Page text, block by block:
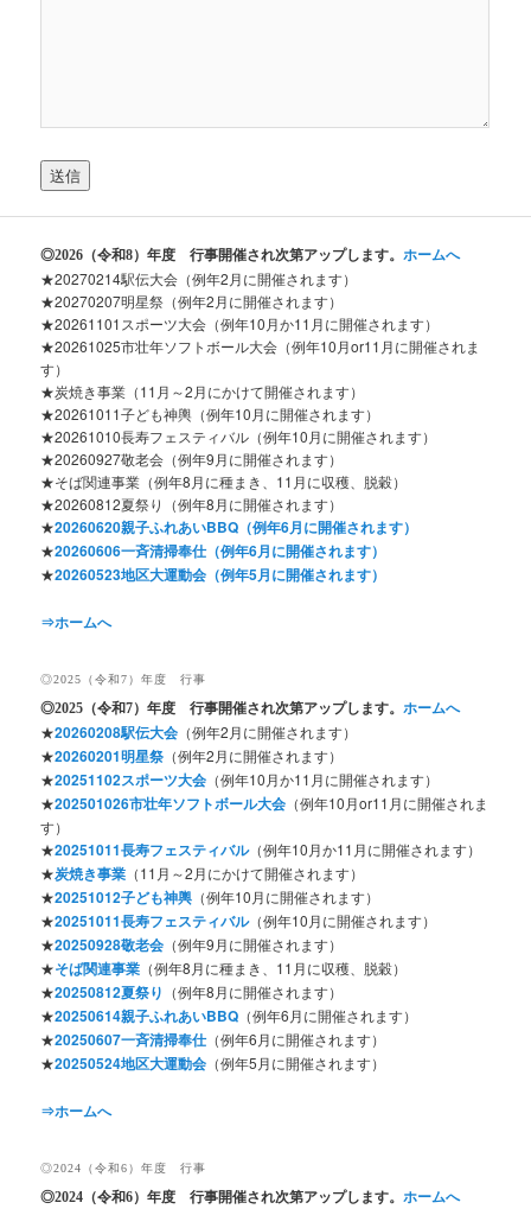
◎2026 （令和8）年度 行事開催され次第アップします。ホームへ
★20270214駅伝大会（例年2月に開催されます）
★20270207明星祭（例年2月に開催されます）
★20261101スポーツ大会（例年10月か11月に開催されます）
★20261025市壮年ソフトボール大会（例年10月or11月に開催されま
す）
★炭焼き事業（11月～2月にかけて開催されます）
★20261011子ども神輿（例年10月に開催されます）
★20261010長寿フェスティバル（例年10月に開催されます）
★20260927敬老会（例年9月に開催されます）
★そば関連事業（例年8月に種まき、11月に収穫、脱穀）
★20260812夏祭り（例年8月に開催されます）
★20260620親子ふれあいBBQ（例年6月に開催されます）
★20260606一斉清掃奉仕（例年6月に開催されます）
★20260523地区大運動会（例年5月に開催されます）
⇒ホームへ
◎2025（令和7）年度 行事
◎2025 （令和7）年度 行事開催され次第アップします。ホームへ
★20260208駅伝大会 （例年2月に開催されます）
★20260201明星祭 （例年2月に開催されます）
★20251102スポーツ大会 （例年10月か11月に開催されます）
★202501026市壮年ソフトボール大会 （例年10月or11月に開催されま
す）
★20251011長寿フェスティバル（例年10月か11月に開催されます）
★炭焼き事業 （11月～2月にかけて開催されます）
★20251012子ども神輿 （例年10月に開催されます）
★20251011長寿フェスティバル（例年10月に開催されます）
★20250928敬老会 （例年9月に開催されます）
★そば関連事業 （例年8月に種まき、11月に収穫、脱穀）
★20250812夏祭り （例年8月に開催されます）
★20250614親子ふれあいBBQ （例年6月に開催されます）
★20250607一斉清掃奉仕（例年6月に開催されます）
★20250524地区大運動会 （例年5月に開催されます）
⇒ホームへ
◎2024（令和6）年度 行事
◎2024 （令和6）年度 行事開催され次第アップします。ホームへ